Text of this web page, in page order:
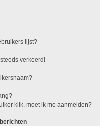
lijst?
verkeerd!
klik, moet ik me aanmelden?